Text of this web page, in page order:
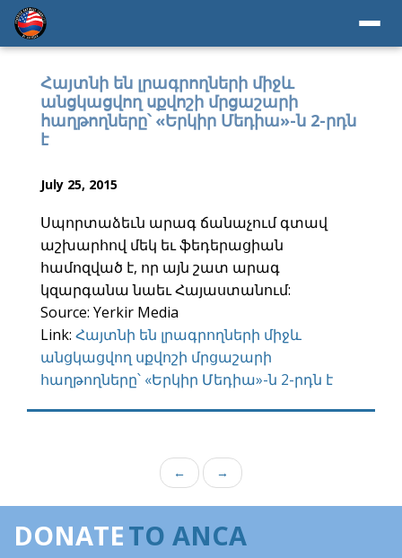
Հայտնի են լրագրողների միջև
անցկացվող սքվոշի մրցաշարի
հաղթողները՝ «Երկիր Մեդիա»-ն 2-րդն
է
July 25, 2015
Սպորտաձեւն արագ ճանաչում գտավ
աշխարհով մեկ եւ ֆեդերացիան
համոզված է, որ այն շատ արագ
կզարգանա նաեւ Հայաստանում:
Source: Yerkir Media
Link: Հայտնի են լրագրողների միջև
անցկացվող սքվոշի մրցաշարի
հաղթողները՝ «Երկիր Մեդիա»-ն 2-րդն է
← →
DONATETO ANCA